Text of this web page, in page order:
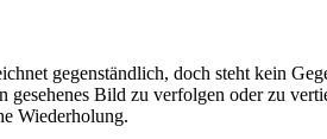
gegenständlich, doch steht kein
Bild zu verfolgen oder zu
Wiederholung.